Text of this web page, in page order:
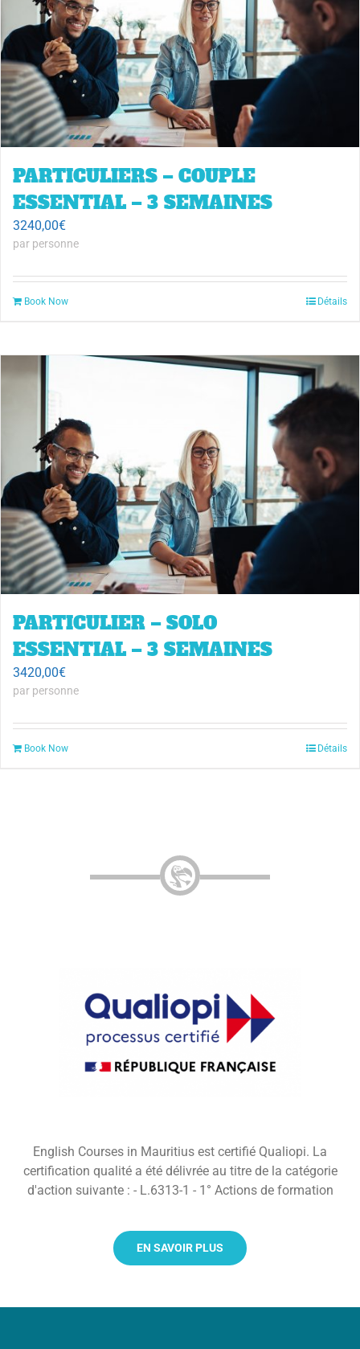
PARTICULIERS – COUPLE
ESSENTIAL – 3 SEMAINES
3240,00€
par personne
Book Now Détails
PARTICULIER – SOLO
ESSENTIAL – 3 SEMAINES
3420,00€
par personne
Book Now Détails
English Courses in Mauritius est certifié Qualiopi. La
certification qualité a été délivrée au titre de la catégorie
d'action suivante : - L.6313-1 - 1° Actions de formation
EN SAVOIR PLUS